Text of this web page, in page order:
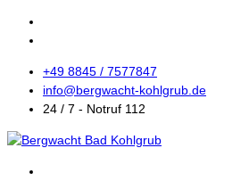
+49 8845 / 7577847
info@bergwacht-kohlgrub.de
24 / 7 - Notruf 112